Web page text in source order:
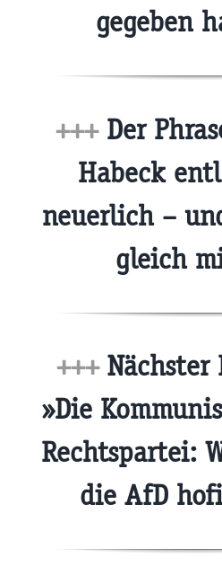
gegeben
+++Der
Habeck
neuerlich –
gleich
+++Nächster
»Die
Rechtspartei:
die AfD